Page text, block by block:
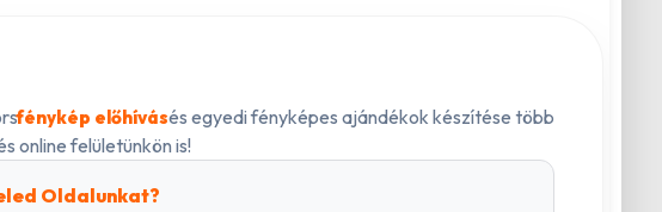
fénykép előhívásés egyedi fényképes ajándékok készítése több
online felületünkön is!
Oldalunkat?